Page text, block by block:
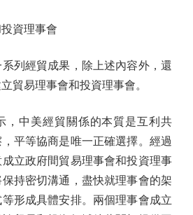
資理事會
經貿成果，除上述內容外，還
貿易理事會和投資理事會。
中美經貿關係的本質是互利共
平等協商是唯一正確選擇。經過
立政府間貿易理事會和投資理事
持密切溝通，盡快就理事會的架
形成具體安排。兩個理事會成立